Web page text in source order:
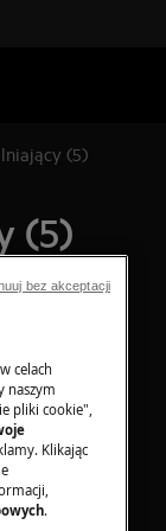
(5)
(5)
celach
naszym
pliki cookie",
Klikając
.
bez akceptacji